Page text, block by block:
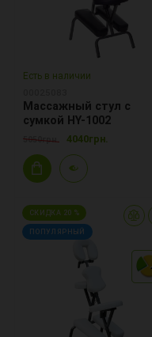
Есть в наличии
Массажный стул с
сумкой HY-1002
5050грн. 4040грн.
СКИДКА 20 %
ПОПУЛЯРНЫЙ